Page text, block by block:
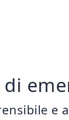
e